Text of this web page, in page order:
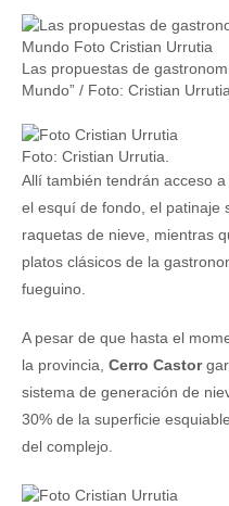
Las propuestas de
Mundo” / Foto: Cristian Urrutia
Foto: Cristian Urrutia.
Allí también tendrán acceso
el esquí de fondo, el patinaje
raquetas de nieve, mientras
platos clásicos de la
fueguino.
A pesar de que hasta el
la provincia, Cerro Castor
sistema de generación de
30% de la superficie
del complejo.